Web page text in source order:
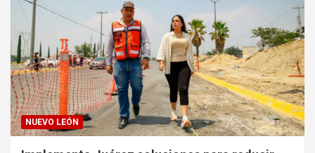
NUEVO LEÓN